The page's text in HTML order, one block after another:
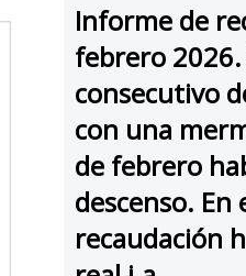
Informe de
febrero
consecutivo
con una
de febrero
descenso.
recaudación